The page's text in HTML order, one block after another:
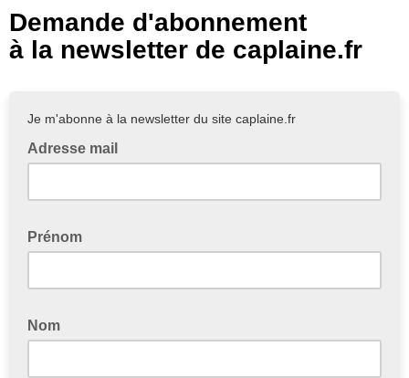
Demande d'abonnement
à la newsletter de caplaine.fr
Je m'abonne à la newsletter du site caplaine.fr
Adresse mail
Prénom
Nom